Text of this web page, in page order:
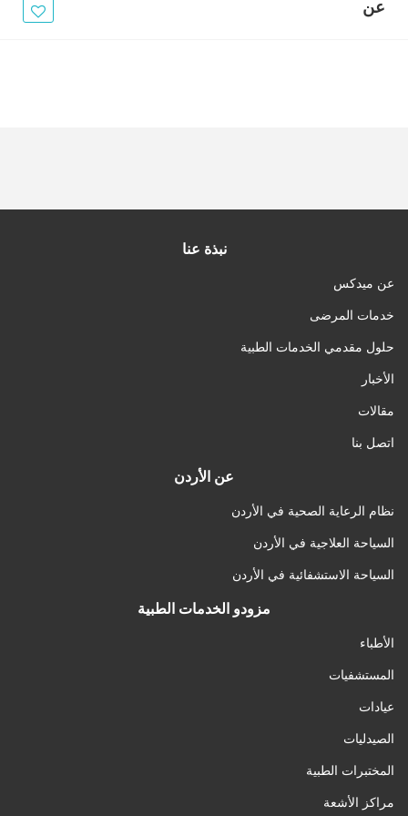
عن
نبذة عنا
عن ميدكس
خدمات المرضى
حلول مقدمي الخدمات الطبية
الأخبار
مقالات
اتصل بنا
عن الأردن
نظام الرعاية الصحية في الأردن
السياحة العلاجية في الأردن
السياحة الاستشفائية في الأردن
مزودو الخدمات الطبية
الأطباء
المستشفيات
عيادات
الصيدليات
المختبرات الطبية
مراكز الأشعة